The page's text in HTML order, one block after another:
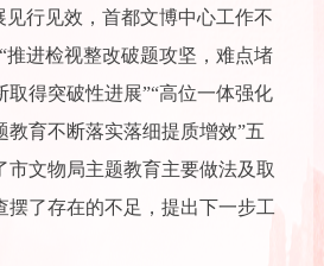
见行见效，首都文博中心工作不
推进检视整改破题攻坚，难点堵
取得突破性进展”“高位一体强化
教育不断落实落细提质增效”五
市文物局主题教育主要做法及取
摆了存在的不足，提出下一步工